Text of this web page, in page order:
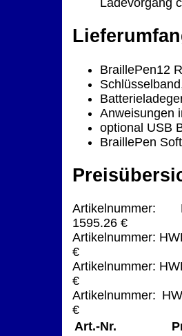
BraillePen12
Anweisungen
optional USB
BraillePen
Artikelnummer:
1595.26 €
Artikelnummer:
€
Artikelnummer:
€
Artikelnummer:
€
Art.-Nr.